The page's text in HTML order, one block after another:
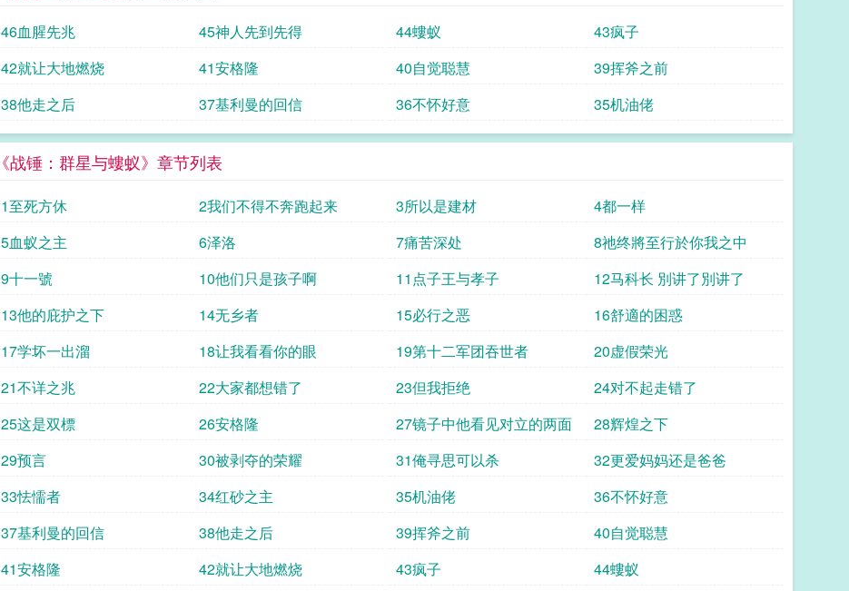
46血腥先兆 45神人先到先得 44螻蚁
43疯子
42就让大地燃烧
41安格隆 40自觉聪慧
39挥斧之前
38他走之后
37基利曼的回信 36不怀好意 35机油佬
《战锤：群星与螻蚁》章节列表
1至死方休 2我们不得不奔跑起来 3所以是建材
4都一样
5血蚁之主
6泽洛 7痛苦深处
8祂终將至行於你我之中
9十一號
10他们只是孩子啊 11点子王与孝子
12马科长 別讲了別讲了
13他的庇护之下
14无乡者 15必行之恶
16舒適的困惑
17学坏一出溜
18让我看看你的眼 19第十二军团吞世者
20虚假荣光
21不详之兆
22大家都想错了 23但我拒绝
24对不起走错了
25这是双標
26安格隆 27镜子中他看见对立的两面
28辉煌之下
29预言
30被剥夺的荣耀 31俺寻思可以杀
32更爱妈妈还是爸爸
33怯懦者
34红砂之主 35机油佬
36不怀好意
37基利曼的回信
38他走之后 39挥斧之前
40自觉聪慧
41安格隆
42就让大地燃烧 43疯子
44螻蚁